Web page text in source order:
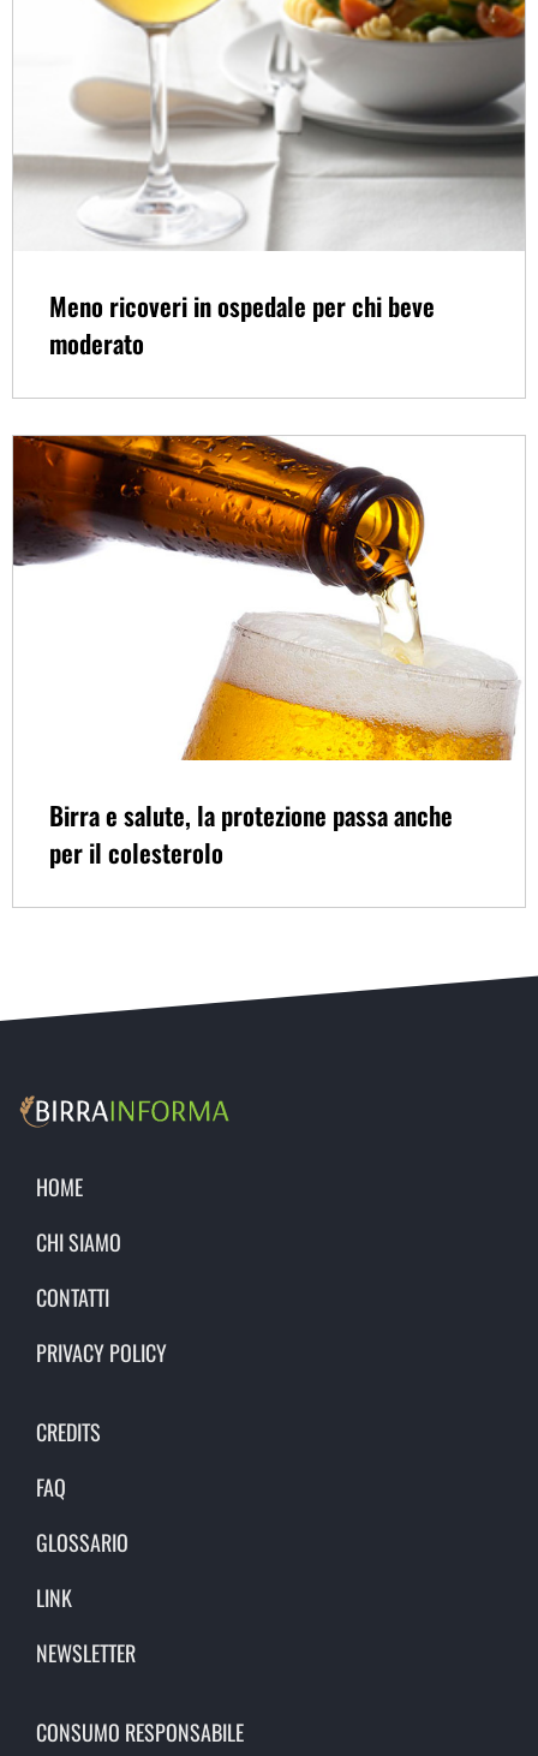
Meno ricoveri in ospedale per chi beve
moderato
Birra e salute, la protezione passa anche
per il colesterolo
HOME
CHI SIAMO
CONTATTI
PRIVACY POLICY
CREDITS
FAQ
GLOSSARIO
LINK
NEWSLETTER
CONSUMO RESPONSABILE